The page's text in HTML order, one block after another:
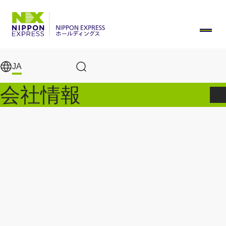
JA
サイト内検索
会社情報